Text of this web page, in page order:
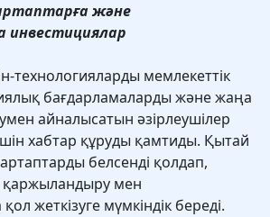
және
инвестициялар
технологияларды мемлекеттік
бағдарламаларды және жаңа
айналысатын әзірлеушілер
хабтар құруды қамтиды. Қытай
белсенді қолдап,
қаржыландыру мен
жеткізуге мүмкіндік береді.